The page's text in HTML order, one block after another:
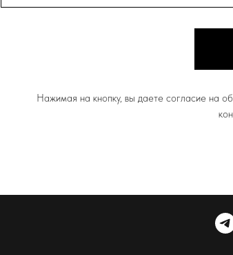
Нажимая на кнопку, вы даете согласие на